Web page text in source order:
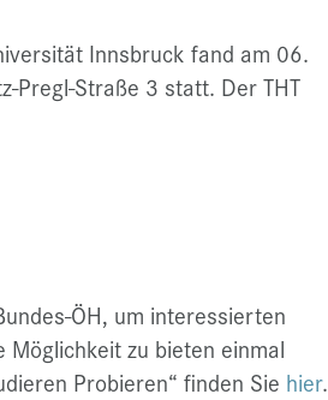
Innsbruck fand am 06.
Pregl-Straße 3 statt. Der THT
ÖH, um interessierten
zu bieten einmal
Probieren“ finden Sie hier.